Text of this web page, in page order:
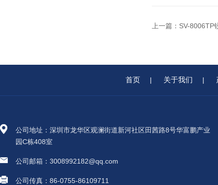
上一篇： SV-8006TP
首页 | 关于我们 |
公司地址：深圳市龙华区观澜街道新河社区田茜路8号华富鹏产业
园C栋408室
公司邮箱：3008992182@qq.com
公司传真：86-0755-86109711